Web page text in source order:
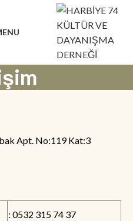
Apt. No:119 Kat:3
: 0532 315 74 37